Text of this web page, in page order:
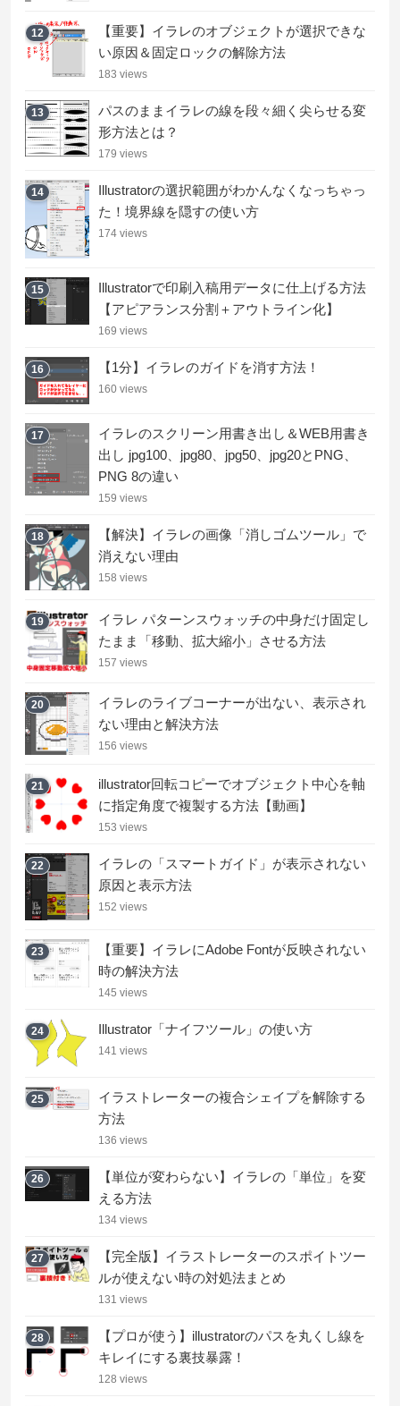
12
【重要】イラレのオブジェクトが選択できな
い原因＆固定ロックの解除方法
183 views
13
パスのままイラレの線を段々細く尖らせる変
形方法とは？
179 views
14
Illustratorの選択範囲がわかんなくなっちゃっ
た！境界線を隠すの使い方
174 views
15
Illustratorで印刷入稿用データに仕上げる方法
【アピアランス分割＋アウトライン化】
169 views
16 【1分】イラレのガイドを消す方法！
160 views
17
イラレのスクリーン用書き出し＆WEB用書き
出し jpg100、jpg80、jpg50、jpg20とPNG、
PNG 8の違い
159 views
18
【解決】イラレの画像「消しゴムツール」で
消えない理由
158 views
19
イラレ パターンスウォッチの中身だけ固定し
たまま「移動、拡大縮小」させる方法
157 views
20
イラレのライブコーナーが出ない、表示され
ない理由と解決方法
156 views
21
illustrator回転コピーでオブジェクト中心を軸
に指定角度で複製する方法【動画】
153 views
22
イラレの「スマートガイド」が表示されない
原因と表示方法
152 views
23
【重要】イラレにAdobe Fontが反映されない
時の解決方法
145 views
24 Illustrator「ナイフツール」の使い方
141 views
25
イラストレーターの複合シェイプを解除する
方法
136 views
26
【単位が変わらない】イラレの「単位」を変
える方法
134 views
27
【完全版】イラストレーターのスポイトツー
ルが使えない時の対処法まとめ
131 views
28
【プロが使う】illustratorのパスを丸くし線を
キレイにする裏技暴露！
128 views